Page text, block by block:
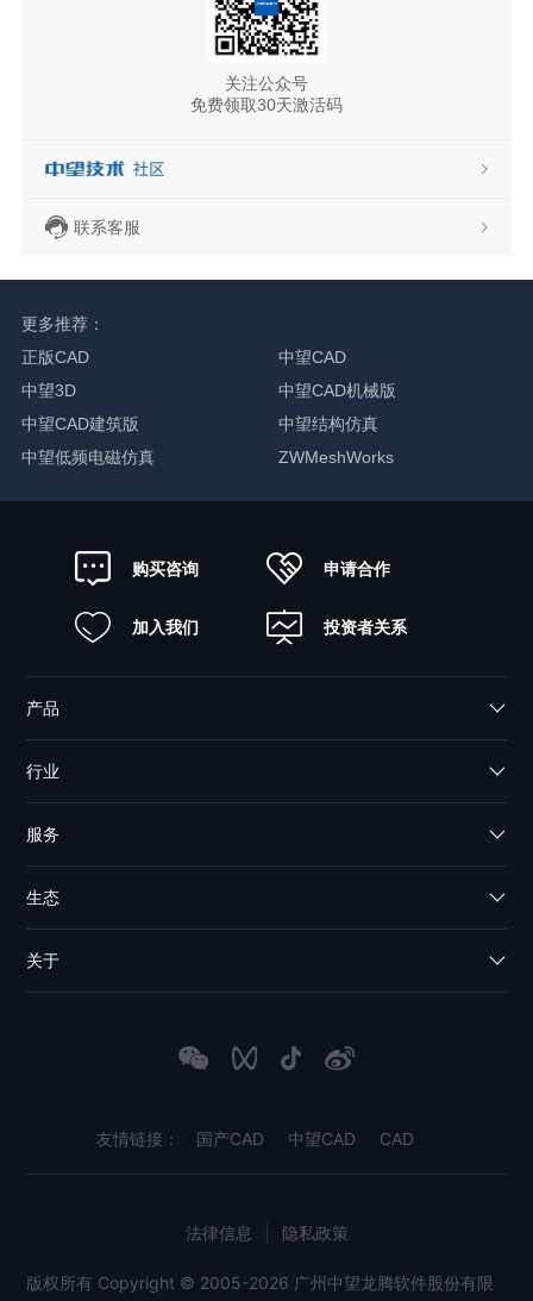
关注公众号
免费领取30天激活码
联系客服
更多推荐：
正版CAD
中望CAD
中望3D
中望CAD机械版
中望CAD建筑版
中望结构仿真
中望低频电磁仿真
ZWMeshWorks
购买咨询 申请合作
加入我们 投资者关系
产品
行业
服务
生态
关于
友情链接： 国产CAD 中望CAD CAD
版权所有 Copyright © 2005-2026 广州中望龙腾软件股份有限
法律信息 隐私政策